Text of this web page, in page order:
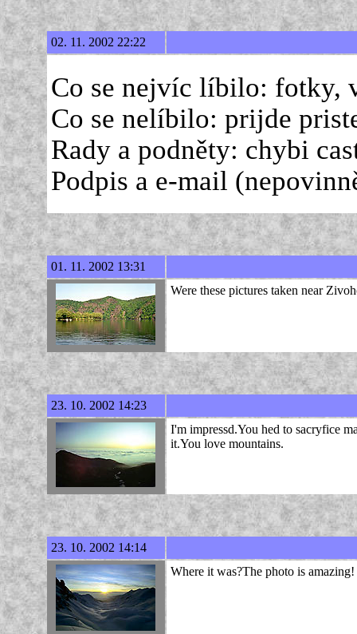
02. 11. 2002 22:22
Co se nejvíc líbilo: fotky,
Co se nelíbilo: prijde
Rady a podněty: chybi
Podpis a e-mail
01. 11. 2002 13:31
Were these pictures taken near
23. 10. 2002 14:23
I'm impressd.You hed to sacryfice
it.You love mountains.
23. 10. 2002 14:14
Where it was?The photo is amazing!